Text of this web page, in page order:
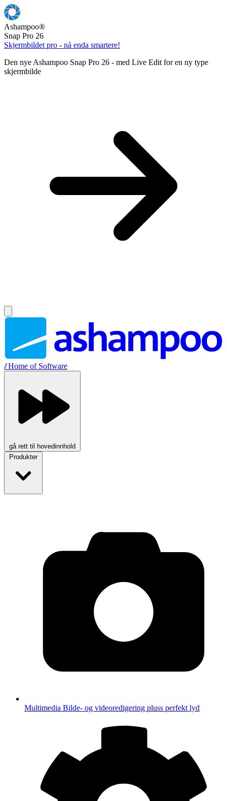
Ashampoo®
Snap Pro 26
Skjermbildet pro - nå enda smartere!
Den nye Ashampoo Snap Pro 26 - med Live Edit for en ny type
skjermbilde
//Home of Software
gå rett til hovedinnhold
Produkter
Multimedia Bilde- og videoredigering pluss perfekt lyd